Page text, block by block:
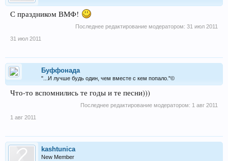
С праздником ВМФ!
Последнее редактирование модератором: 31 июл 2011
31 июл 2011
Буффонада
"...И лучше будь один, чем вместе с кем попало."©
Что-то вспомнились те годы и те песни)))
Последнее редактирование модератором: 1 авг 2011
1 авг 2011
kashtunica
New Member